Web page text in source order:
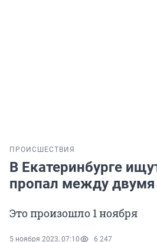
ПРОИСШЕСТВИЯ
В Екатеринбурге
пропал между двумя
Это произошло 1 ноября
5 ноября 2023, 07:10 6 247